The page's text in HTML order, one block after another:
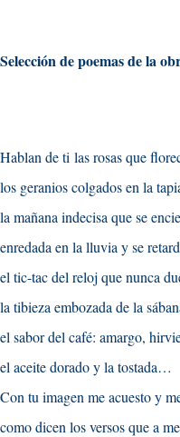
Selección de poemas de la
Hablan de ti las rosas que
los geranios colgados en la
la mañana indecisa que se
enredada en la lluvia y se
el tic-tac del reloj que nunca
la tibieza embozada de la
el sabor del café: amargo,
el aceite dorado y la tostada…
Con tu imagen me acuesto y
como dicen los versos que a